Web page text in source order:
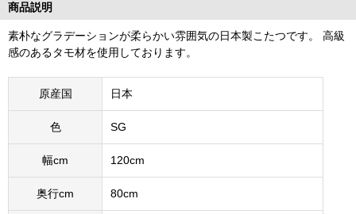
商品説明
素朴なグラデーションが柔らかい雰囲気の日本製こたつです。 高級
感のあるタモ材を使用しております。
原産国 日本
色 SG
幅cm 120cm
奥行cm 80cm